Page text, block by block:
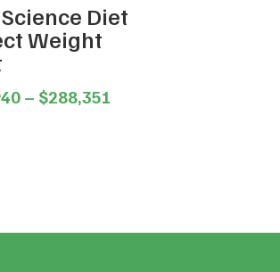
Science Diet
Weight
– $288,351